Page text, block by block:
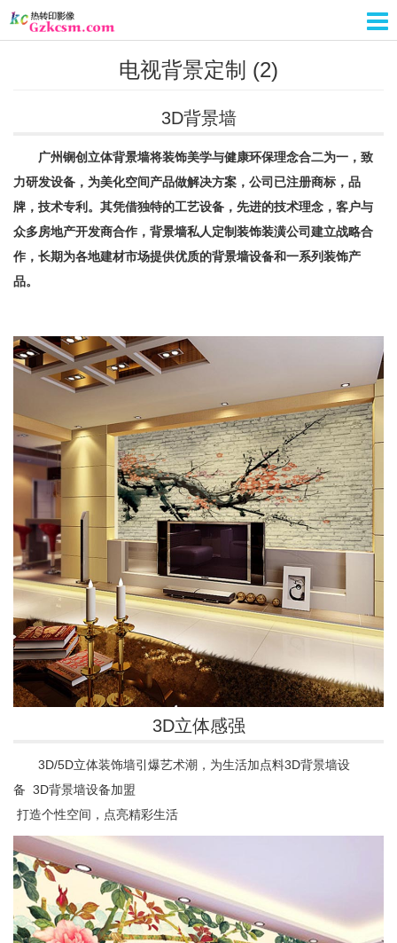
电视背景定制 (2)
3D背景墙
广州锎创立体背景墙将装饰美学与健康环保理念合二为一，致
力研发设备，为美化空间产品做解决方案，公司已注册商标，品
牌，技术专利。其凭借独特的工艺设备，先进的技术理念，客户与
众多房地产开发商合作，背景墙私人定制装饰装潢公司建立战略合
作，长期为各地建材市场提供优质的背景墙设备和一系列装饰产
品。
3D立体感强
3D/5D立体装饰墙引爆艺术潮，为生活加点料3D背景墙设
备 3D背景墙设备加盟
打造个性空间，点亮精彩生活